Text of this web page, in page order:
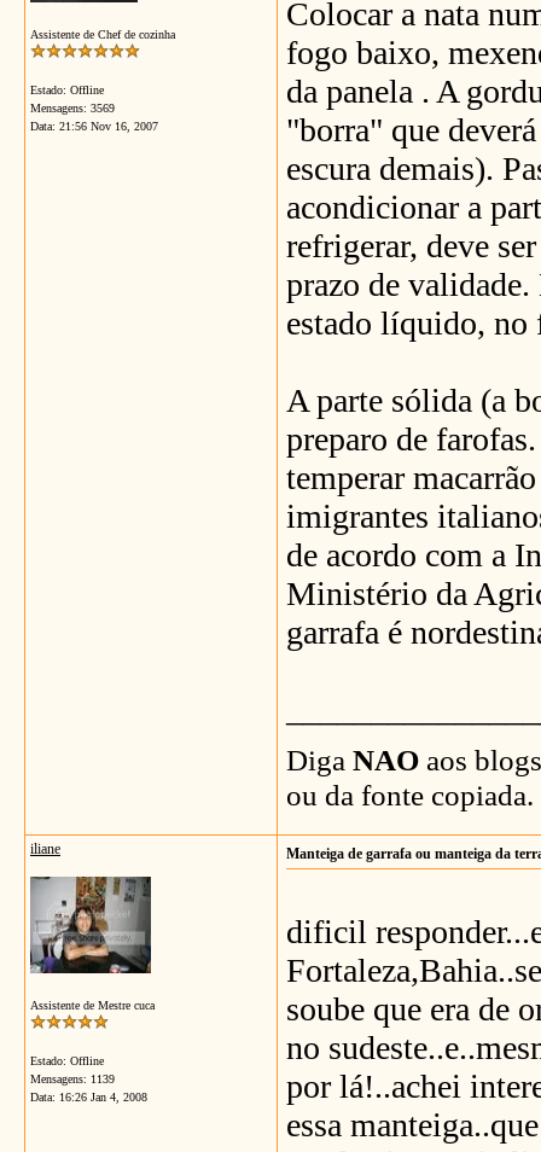
Assistente de Chef de cozinha
Estado: Offline
Mensagens: 3569
Data: 21:56 Nov 16, 2007
Colocar a nata
fogo baixo,
da panela . A
"borra" que
escura demais).
acondicionar a
refrigerar, deve
prazo de
estado líquido,
A parte sólida (a
preparo de
temperar
imigrantes
de acordo com a
Ministério da
garrafa é
Diga NAO aos
ou da fonte copiada.
iliane
Assistente de Mestre cuca
Estado: Offline
Mensagens: 1139
Data: 16:26 Jan 4, 2008
Manteiga de garrafa ou manteiga da
dificil
soube que era de
no
por lá!..achei
essa